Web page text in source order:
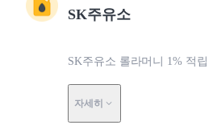
SK주유소
SK주유소 롤라머니 1% 적립
자세히